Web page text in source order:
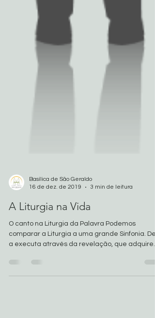
A Liturgia na Vida
O canto na Liturgia da Palavra Podemos
comparar a Liturgia a uma grande Sinfonia.